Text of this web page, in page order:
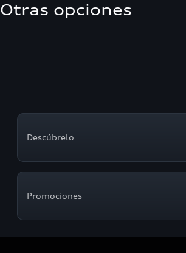
Otras opciones
Descúbrelo
Promociones